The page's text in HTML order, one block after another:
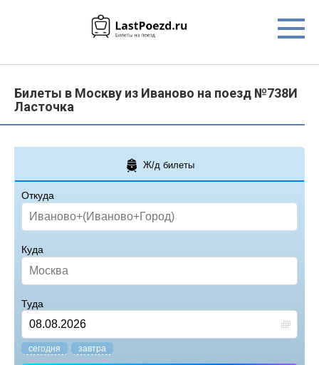
Билеты в Москву из Иваново на поезд №738И
Ласточка
Ж/д билеты
Откуда
Куда
Туда
завтра
cегодня